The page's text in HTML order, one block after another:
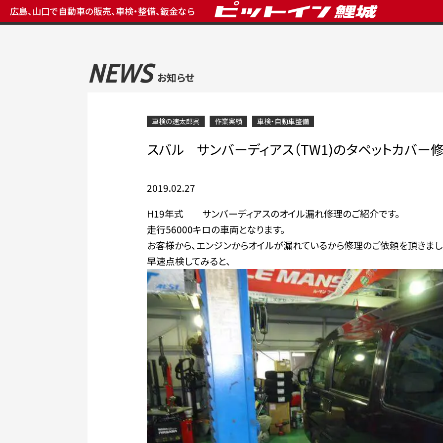
広島、山口で自動車の販売、車検・整備、鈑金なら
NEWS お知らせ
車検の速太郎呉 作業実績 車検・自動車整備
スバル サンバーディアス（TW1)のタペットカバー
2019.02.27
H19年式 サンバーディアスのオイル漏れ修理のご紹介です。
走行56000キロの車両となります。
お客様から、エンジンからオイルが漏れているから修理のご依頼を頂きまし
早速点検してみると、